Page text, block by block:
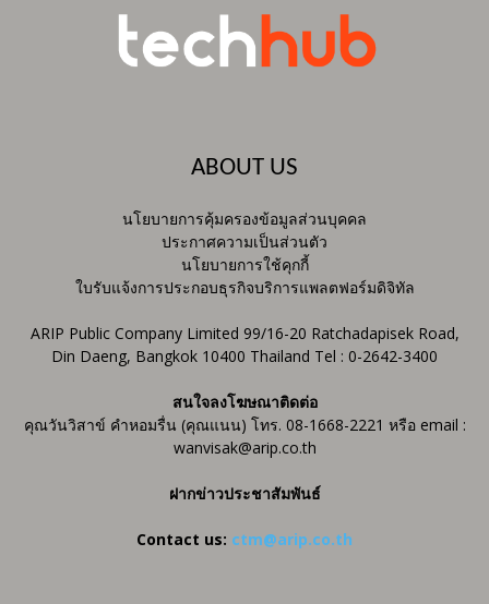
ABOUT US
นโยบายการคุ้มครองข้อมูลส่วนบุคคล
ประกาศความเป็นส่วนตัว
นโยบายการใช้คุกกี้
ใบรับแจ้งการประกอบธุรกิจบริการแพลตฟอร์มดิจิทัล
ARIP Public Company Limited 99/16-20 Ratchadapisek Road,
Din Daeng, Bangkok 10400 Thailand Tel : 0-2642-3400
สนใจลงโฆษณาติดต่อ
คุณวันวิสาข์ คำหอมรื่น (คุณแนน) โทร. 08-1668-2221 หรือ email :
wanvisak@arip.co.th
ฝากข่าวประชาสัมพันธ์
Contact us: ctm@arip.co.th